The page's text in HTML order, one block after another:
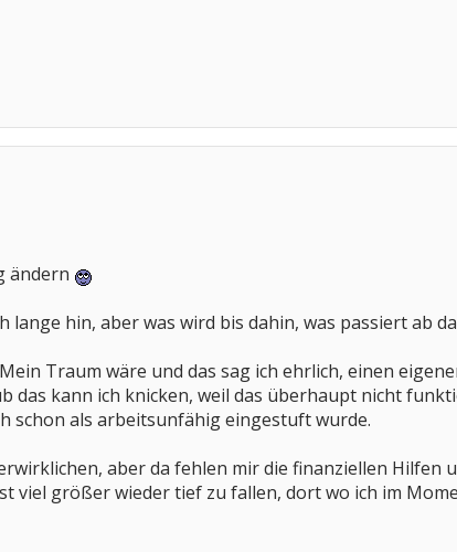
ändern
lange hin, aber was wird bis dahin, was passiert ab
Traum wäre und das sag ich ehrlich, einen
das kann ich knicken, weil das überhaupt nicht
schon als arbeitsunfähig eingestuft wurde.
aber da fehlen mir die finanziellen Hilfen
viel größer wieder tief zu fallen, dort wo ich im